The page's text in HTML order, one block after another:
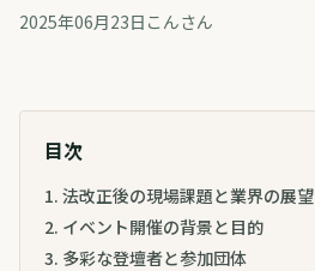
2025年06月23日 こんさん
目次
1. 法改正後の現場課題と業界の展望
2. イベント開催の背景と目的
3. 多彩な登壇者と参加団体